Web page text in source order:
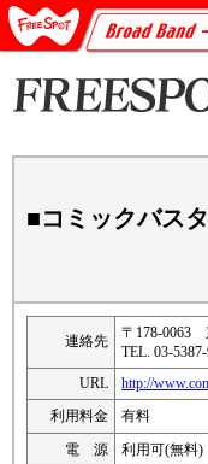
■コミックバス
連絡先
〒178-0063
TEL. 03-
URL
http://
利用料金
有料
電 源
利用可(無料)